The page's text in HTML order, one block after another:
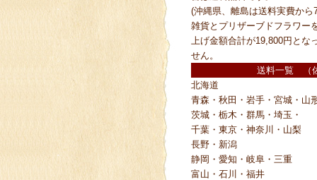
(沖縄県、離島は送料実費から
雑貨とプリザーブドフラワー
上げ金額合計が19,800円とな
せん。
送料一覧 （
北海道
青森・秋田・岩手・宮城・山
茨城・栃木・群馬・埼玉・
千葉・東京・神奈川・山梨
長野・新潟
静岡・愛知・岐阜・三重
富山・石川・福井